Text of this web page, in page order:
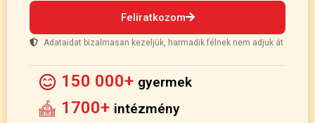
Feliratkozom
Adataidat bizalmasan kezeljük, harmadik félnek nem adjuk át
150 000+ gyermek
1700+ intézmény